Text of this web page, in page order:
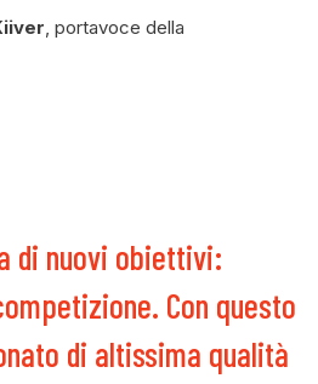
, portavoce della
di nuovi obiettivi:
Con questo
di altissima qualità